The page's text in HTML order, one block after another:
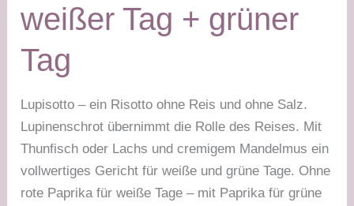
weißer Tag + grüner
Tag
Lupisotto – ein Risotto ohne Reis und ohne Salz.
Lupinenschrot übernimmt die Rolle des Reises. Mit
Thunfisch oder Lachs und cremigem Mandelmus ein
vollwertiges Gericht für weiße und grüne Tage. Ohne
rote Paprika für weiße Tage – mit Paprika für grüne